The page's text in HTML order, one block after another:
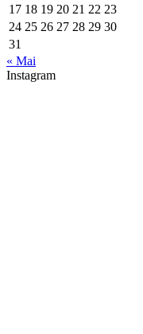
17 18 19 20 21 22 23
24 25 26 27 28 29 30
31
« Mai
Instagram